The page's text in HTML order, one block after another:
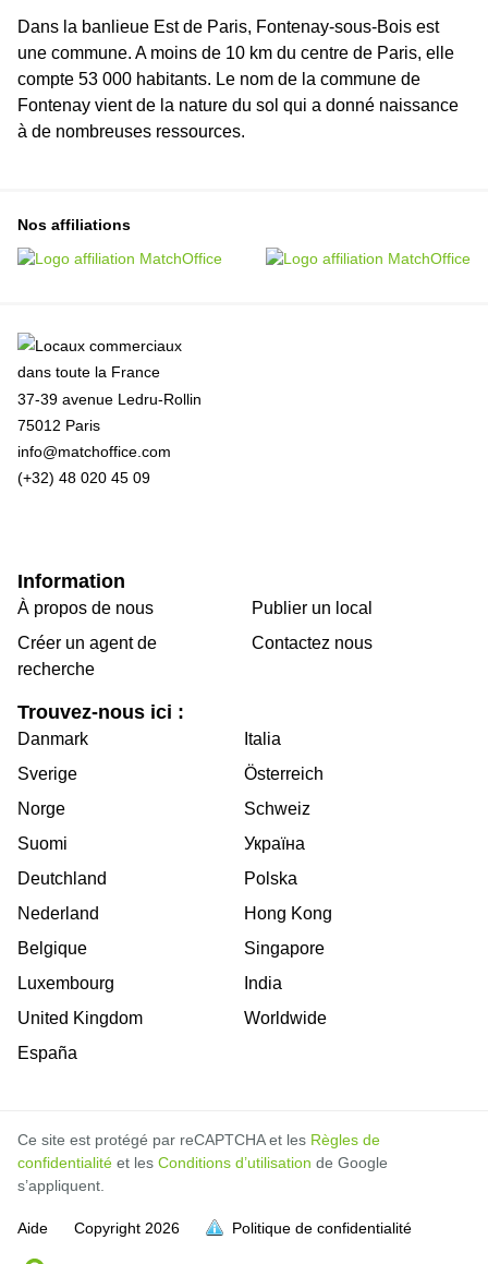
Dans la banlieue Est de Paris, Fontenay-sous-Bois est
une commune. A moins de 10 km du centre de Paris, elle
compte 53 000 habitants. Le nom de la commune de
Fontenay vient de la nature du sol qui a donné naissance
à de nombreuses ressources.
Nos affiliations
37-39 avenue Ledru-Rollin
75012 Paris
info@matchoffice.com
(+32) 48 020 45 09
Information
À propos de nous
Créer un agent de
recherche
Publier un local
Contactez nous
Trouvez-nous ici :
Danmark
Sverige
Norge
Suomi
Deutchland
Nederland
Belgique
Luxembourg
United Kingdom
España
Italia
Österreich
Schweiz
Україна
Polska
Hong Kong
Singapore
India
Worldwide
Ce site est protégé par reCAPTCHA et les Règles de
confidentialité et les Conditions d’utilisation de Google
s’appliquent.
Aide Copyright 2026 Politique de confidentialité